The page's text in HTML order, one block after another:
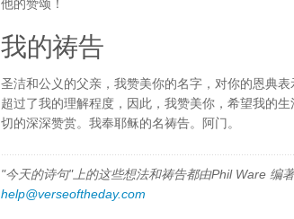
他的赞颂！
我的祷告
圣洁和公义的父亲，我赞美你的名字，对你的恩典
超过了我的理解程度，因此，我赞美你，希望我的
切的深深赞赏。我奉耶稣的名祷告。阿门。
"今天的诗句"上的这些想法和祷告都由Phil Ware 编
help@verseoftheday.com